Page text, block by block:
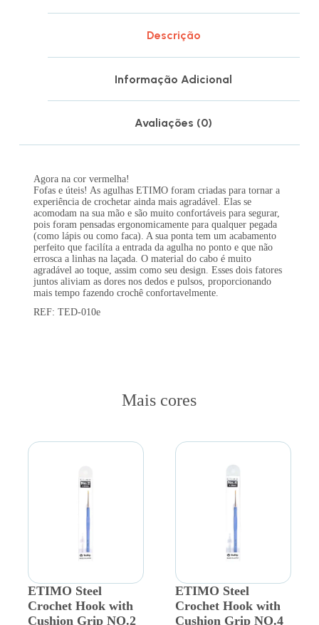
Descrição
Informação Adicional
Avaliações (0)
Agora na cor vermelha!
Fofas e úteis! As agulhas ETIMO foram criadas para tornar a
experiência de crochetar ainda mais agradável. Elas se
acomodam na sua mão e são muito confortáveis para segurar,
pois foram pensadas ergonomicamente para qualquer pegada
(como lápis ou como faca). A sua ponta tem um acabamento
perfeito que facilíta a entrada da agulha no ponto e que não
errosca a linhas na laçada. O material do cabo é muito
agradável ao toque, assim como seu design. Esses dois fatores
juntos aliviam as dores nos dedos e pulsos, proporcionando
mais tempo fazendo crochê confortavelmente.
REF: TED-010e
Mais cores
ETIMO Steel
Crochet Hook with
Cushion Grip NO.2
ETIMO Steel
Crochet Hook with
Cushion Grip NO.4